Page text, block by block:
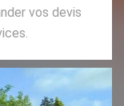
vos devis